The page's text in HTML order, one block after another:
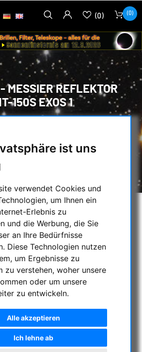
ist uns
verwendet Cookies und
um Ihnen ein
Erlebnis zu
und die Werbung, die Sie
an Ihre Bedürfnisse
Diese Technologien nutzen
um Ergebnisse zu
zu verstehen, woher unsere
oder um unsere
zu entwickeln.
Alle akzeptieren
Ich lehne ab
(0) (0)
MESSIER REFLEKTOR
150S EXOS 1
NEWTON /